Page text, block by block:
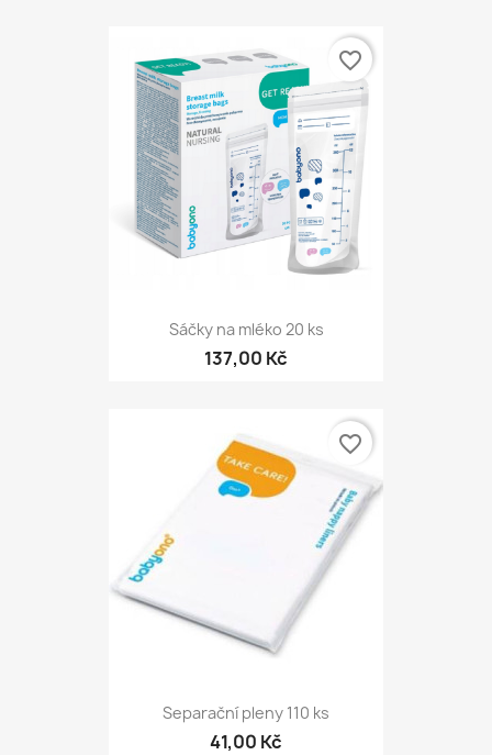
Sáčky na mléko 20 ks
137,00 Kč
favorite_border
Separační pleny 110 ks
41,00 Kč
favorite_border